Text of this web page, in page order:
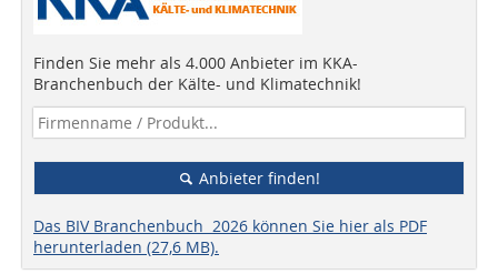
Finden Sie mehr als 4.000 Anbieter im KKA-
Branchenbuch der Kälte- und Klimatechnik!
Anbieter finden!
Das BIV Branchenbuch 2026 können Sie hier als PDF
herunterladen (27,6 MB).